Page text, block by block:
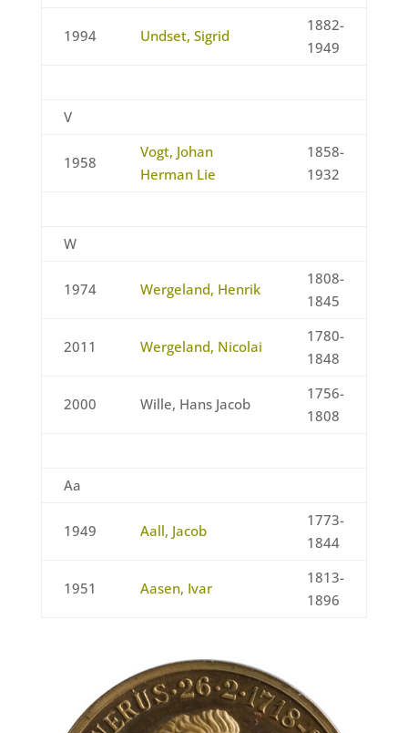
1994 Undset, Sigrid
1882-
1949
V
1958
Vogt, Johan
Herman Lie
1858-
1932
W
1974 Wergeland, Henrik
1808-
1845
2011 Wergeland, Nicolai
1780-
1848
2000 Wille, Hans Jacob
1756-
1808
Aa
1949 Aall, Jacob
1773-
1844
1951 Aasen, Ivar
1813-
1896